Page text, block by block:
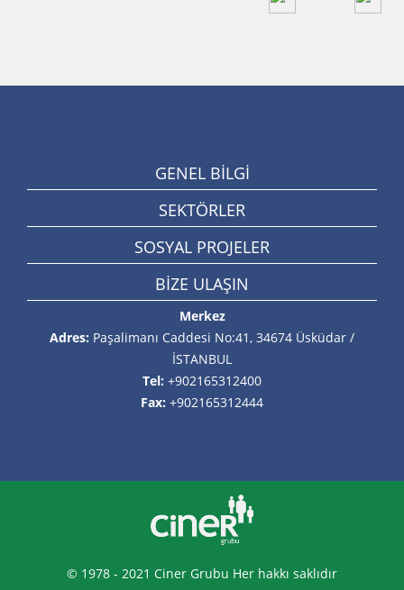
GENEL BİLGİ
SEKTÖRLER
SOSYAL PROJELER
BİZE ULAŞIN
Merkez
Adres: Paşalimanı Caddesi No:41, 34674 Üsküdar /
İSTANBUL
Tel: +902165312400
Fax: +902165312444
© 1978 - 2021 Ciner Grubu Her hakkı saklıdır